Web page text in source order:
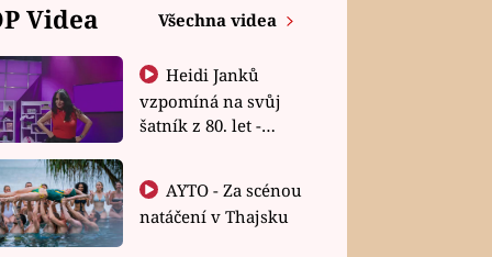
Videa Všechna videa
Heidi Janků
vzpomíná na svůj
šatník z 80. let -
natáčení v Thajsku